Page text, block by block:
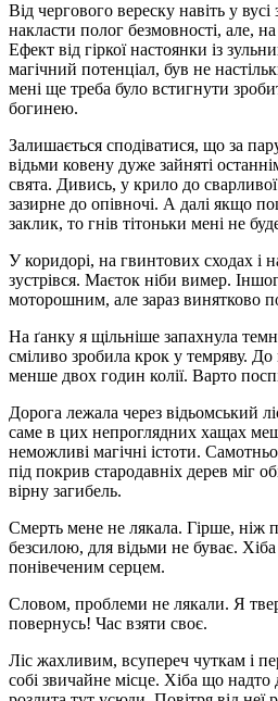
Від чергового вереску навіть у
накласти полог безмовності, але,
Ефект від гіркої настоянки із
магічний потенціал, був не
мені ще треба було встигнути
богинею.
Залишається сподіватися, що за
відьми ковену дуже зайняті
свята. Дивись, у крило до
зазирне до опівночі. А далі якщо
заклик, то гнів тітоньки мені не
У коридорі, на гвинтових сходах і
зустрівся. Маєток ніби вимер.
моторошним, але зараз винятково
На ґанку я щільніше запахнула
сміливо зробила крок у темряву.
менше двох годин колії. Варто
Дорога лежала через відьомський
саме в цих непроглядних хащах
неможливі магічні істоти.
під покрив стародавніх дерев міг
вірну загибель.
Смерть мене не лякала. Гірше, ніж
безсилою, для відьми не буває.
понівеченим серцем.
Словом, проблеми не лякали. Я
повернусь! Час взяти своє.
Ліс жахливим, всупереч чуткам і
собі звичайне місце. Хіба що надто